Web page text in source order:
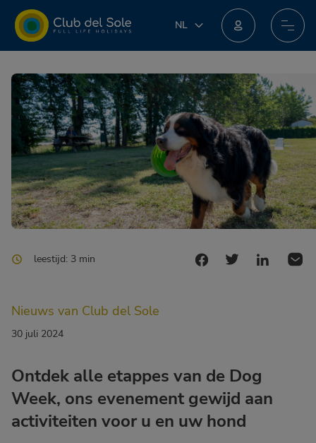
NL
DE
FR
PL
leestijd: 3 min
Nieuws van Club del Sole
30 juli 2024
Ontdek alle etappes van de Dog
Week, ons evenement gewijd aan
activiteiten voor u en uw hond